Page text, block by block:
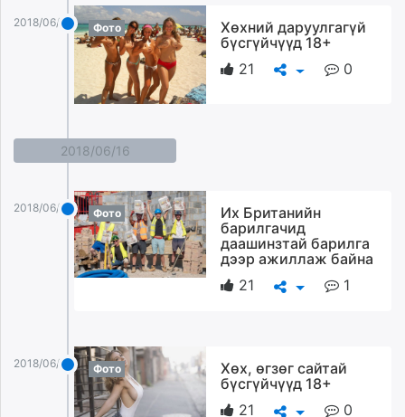
2018/06/19 Фото
Хөхний даруулгагүй
бүсгүйчүүд 18+
21
0
2018/06/16
2018/06/16 Фото
Их Британийн
барилгачид
даашинзтай барилга
дээр ажиллаж байна
21
1
2018/06/16 Фото
Хөх, өгзөг сайтай
бүсгүйчүүд 18+
21
0